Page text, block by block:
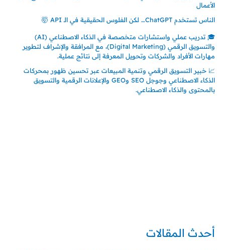
الأعمال
الناس تستخدم ChatGPT… لكن الفلوس الحقيقية في الـ API 🤯
🎓 تدريب عملي واستشارات متخصصة في الذكاء الاصطناعي (AI)
والتسويق الرقمي (Digital Marketing)، مع المرافقة والإشراف لتطوير
مهارات الأفراد والشركات وتحويل المعرفة إلى نتائج عملية.
📈 خبير التسويق الرقمي وتنمية المبيعات عبر تحسين ظهور بمحركات
الذكاء الاصطناعي وجوجل SEO وGEO والإعلانات الرقمية والتسويق
بالمحتوى والذكاء الاصطناعي.
أحدث المقالات